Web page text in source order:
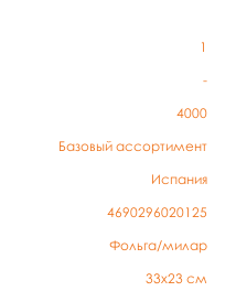
1
-
4000
Базовый ассортимент
Испания
4690296020125
Фольга/милар
33х23 см